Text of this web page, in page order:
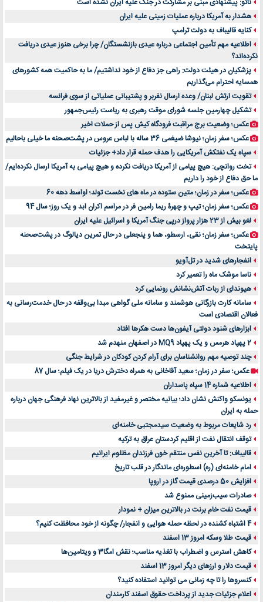
بهترین راه تبلیغات کلینیک زیبایی و افزایش مشتری کدام است؟
مقایسه قالب آسترا با وودمارت و فلت‌سام (فارسی)
خرید سمعک کارکرده یا دست دوم | نکات مهم قبل از تصمیم‌گیری
خرید و فروش قطعات سرور دست دوم در ماهان شبکه ایرانیان
اهمیت انتخاب بهترین وکیل در سعادت آباد برای پرونده‌های حساس و کلان
لیفتراک صفر؛ راهنمای جامع خرید، قیمت و فروش در ایران
راهنمای جامع بهترین کفش ورزشی برای دویدن و استفاده روزمره | بررسی ۱۲ مدل برتر
ناتو: پیشنهادی مبنی بر مشارکت در جنگ علیه ایران نشده است
هشدار به آمریکا درباره عملیات زمینی علیه ایران
کنایه قالیباف به دولت ترامپ
اطلاعیه مهم تأمین اجتماعی درباره عیدی بازنشستگان/ چرا برخی هنوز عیدی دریافت
نکرده‌اند؟
پزشکیان در هیئت دولت: راهی جز دفاع از خود نداشتیم/ ما به حاکمیت همه کشورهای
همسایه احترام می‌گذاریم
تقویت ارتش لبنان/ وعده ارسال نفربر و پشتیبانی عملیاتی از سوی فرانسه
تشکیل چهارمین جلسه شورای موقت رهبری به ریاست رئیس‌جمهور
عکس؛ وضعیت برج مراقبت فرودگاه کیش پس از حملات اخیر
عکس؛ سفر زمان؛ نیوشا ضیغمی 36 ساله با لباس عروس در پشت‌صحنه ما خیلی باحالیم
سپاه یک نفتکش آمریکایی را هدف حمله قرار داد+ جزئیات
تخت روانچی: هیچ پیامی از آمریکا دریافت نکرده و هیچ پیامی به آمریکا ارسال نکرده‌ایم/
ما حق دفاع از خود را داریم
عکس؛ سفر در زمان؛ متین ستوده در ماه های نخست تولد؛ اواسط دهه 60
عکس؛ سفر زمان؛ تیپ و چهرۀ ریما رامین فر در مراسم اکران ابد و یک روز؛ سال 94
لغو بیش از 23 هزار پرواز درپی جنگ آمریکا و اسرائیل علیه ایران
عکس؛ سفر زمان؛ نقی، ارسطو، هما و پنجعلی در حال تمرین دیالوگ در پشت‌صحنه
پایتخت
انفجارهای شدید در تل‌آویو
ناسا موشک ماه را تعمیر کرد
هیوندای از ربات آتش‌نشانش رونمایی کرد
سامانه کارت بازرگانی هوشمند و سامانه ملی گواهی مبدا بی‌وقفه در حال خدمت‌رسانی به
فعالان اقتصادی است
ابزارهای شنود دولتی آیفون‌ها دست هکرها افتاد
2 پهپاد هرمس و یک پهپاد MQ9 در اصفهان منهدم شد
چند توصیه مهم روانشناسان برای آرام کردن کودکان در شرایط جنگی
عکس؛ سفر در زمان؛ سعید آقاخانی به همراه دخترش دریا در یک فیلم؛ سال 87
اطلاعیه شماره 14 سپاه پاسداران
یونسکو واکنش نشان داد؛ بیانیه مختصر و غیرمفید از بالاترین نهاد فرهنگی جهان درباره
حمله به ایران
رد شایعات مربوط به وضعیت سیدمجتبی خامنه‌ای
توقف انتقال نفت از اقلیم کردستان عراق به ترکیه
قالیباف: تا آخرین نفس منتقم خون فرزندان مظلوم ایرانیم
امام خامنه‌ای (ره) اسطوره‌ای ماندگار در قلب تاریخ
افزایش 50 درصدی قیمت گاز در اروپا
صادرات سیب‌زمینی ممنوع شد
قیمت نفت خام برنت در بالاترین میزان + نمودار
4 اشتباه کشنده در لحظه حمله هوایی و انفجار/ چگونه از خود محافظت کنیم؟
قیمت طلا وسکه امروز 13 اسفند
کاهش استرس و اضطراب با تغذیه مناسب؛ نقش امگا3 و ویتامین‌ها
قیمت دلار و ارزهای دیگر امروز 13 اسفند
کنسروها را تا چه زمانی می توانید استفاده کنید؟
اعلام جزئیات جدید از پرداخت حقوق اسفند کارمندان